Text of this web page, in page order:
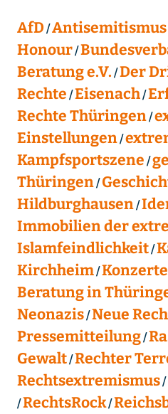
AfD Antisemitismus
Honour
Beratung e.V. Der
Rechte Eisenach
Rechte Thüringen
Einstellungen
Kampfsportszene
Thüringen
Hildburghausen
Immobilien der
Islamfeindlichkeit
Kirchheim Konzerte
Beratung in
Neonazis Neue
Pressemitteilung
Gewalt Rechter
Rechtsextremismus
RechtsRock